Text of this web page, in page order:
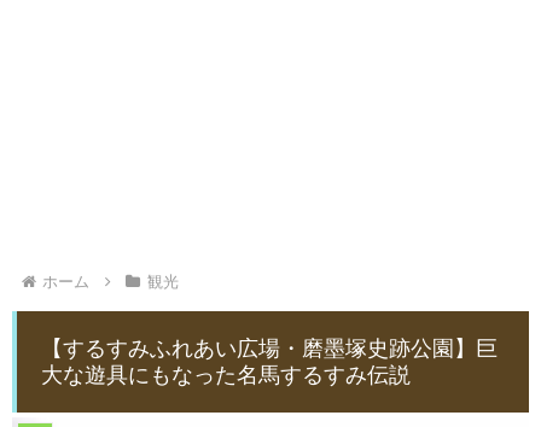
ホーム 観光
【するすみふれあい広場・磨墨塚史跡公園】巨
大な遊具にもなった名馬するすみ伝説